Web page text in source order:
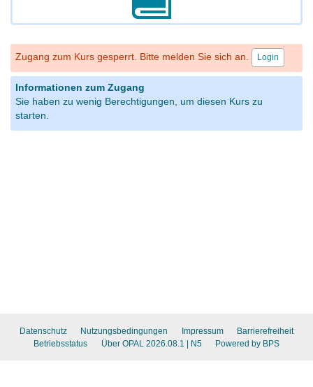
Zugang zum Kurs gesperrt. Bitte melden Sie sich an. Login
Informationen zum Zugang
Sie haben zu wenig Berechtigungen, um diesen Kurs zu
starten.
Datenschutz Nutzungsbedingungen Impressum
Barrierefreiheit
Betriebsstatus
Über OPAL 2026.08.1 | N5 Powered by BPS